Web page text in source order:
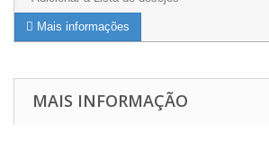
Mais informações
MAIS INFORMAÇÃO